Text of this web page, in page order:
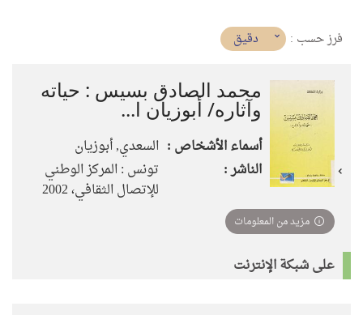
فرز حسب : (imediat
تأثير)
دقيق
محمد الصادق بسيس‏ : ‏حياته
وآثاره/ أبوزيان ا...
أسماء الأشخاص : السعدي, أبوزيان
الناشر :
تونس : المركز الوطني
للإتصال الثقافي، 2002
مزيد من المعلومات
على شبكة الإنترنت